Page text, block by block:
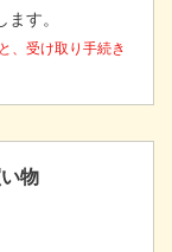
す。
、受け取り手続き
物